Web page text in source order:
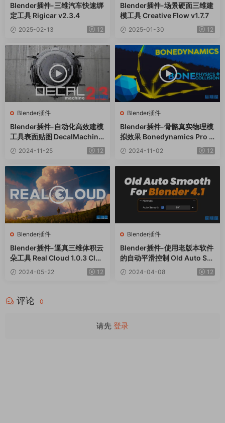
Blender插件-三维汽车快速绑
定工具 Rigicar v2.3.4
2025-02-13 12
Blender插件-场景硬面三维建
模工具 Creative Flow v1.7.7
2025-01-30 12
Blender插件
Blender插件-自动化高效建模
工具表面贴图 DecalMachine
V2.132024-11-25 12
Blender插件
Blender插件-骨骼真实物理模
拟效果 Bonedynamics Pro V
1.5.32024-11-02 12
Blender插件
Blender插件-逼真三维体积云
朵工具 Real Cloud 1.0.3 Clou
d Generator+预设库
2024-05-22 12
Blender插件
Blender插件-使用老版本软件
的自动平滑控制 Old Auto Sm
ooth v1.0.2
2024-04-08 12
评论 0
请先 登录